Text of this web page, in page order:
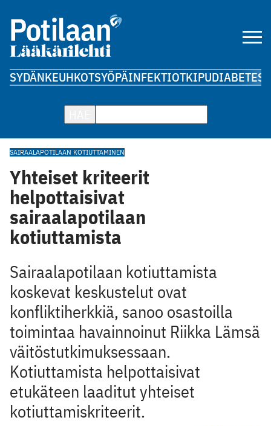
SYDÄNKEUHKOTSYÖPÄINFEKTIOTKIPUDIABETES
SAIRAALAPOTILAAN KOTIUTTAMINEN
Yhteiset kriteerit
helpottaisivat
sairaalapotilaan
kotiuttamista
Sairaalapotilaan kotiuttamista
koskevat keskustelut ovat
konfliktiherkkiä, sanoo osastoilla
toimintaa havainnoinut Riikka Lämsä
väitöstutkimuksessaan.
Kotiuttamista helpottaisivat
etukäteen laaditut yhteiset
kotiuttamiskriteerit.